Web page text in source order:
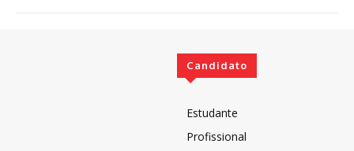
Candidato
Estudante
Profissional